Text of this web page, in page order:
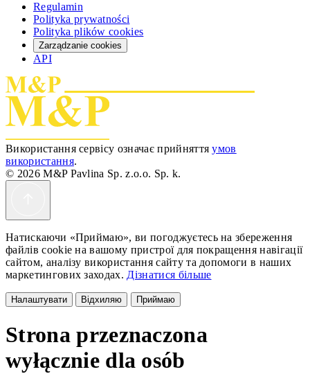
Regulamin
Polityka prywatności
Polityka plików cookies
Zarządzanie cookies
API
Використання сервісу означає прийняттяумов
використання.
© 2026 M&P Pavlina Sp. z.o.o. Sp. k.
Натискаючи «Приймаю», ви погоджуєтесь на збереження
файлів cookie на вашому пристрої для покращення навігації
сайтом, аналізу використання сайту та допомоги в наших
маркетингових заходах. Дізнатися більше
Налаштувати Відхиляю Приймаю
Strona przeznaczona
wyłącznie dla osób